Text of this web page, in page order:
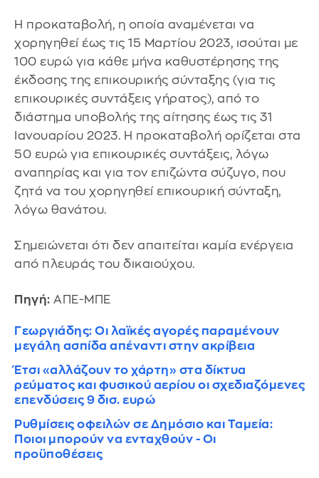
Η προκαταβολή, η οποία αναμένεται να
χορηγηθεί έως τις 15 Μαρτίου 2023, ισούται με
100 ευρώ για κάθε μήνα καθυστέρησης της
έκδοσης της επικουρικής σύνταξης (για τις
επικουρικές συντάξεις γήρατος), από το
διάστημα υποβολής της αίτησης έως τις 31
Ιανουαρίου 2023. Η προκαταβολή ορίζεται στα
50 ευρώ για επικουρικές συντάξεις, λόγω
αναπηρίας και για τον επιζώντα σύζυγο, που
ζητά να του χορηγηθεί επικουρική σύνταξη,
λόγω θανάτου.
Σημειώνεται ότι δεν απαιτείται καμία ενέργεια
από πλευράς του δικαιούχου.
Πηγή: ΑΠΕ-ΜΠΕ
Γεωργιάδης: Οι λαϊκές αγορές παραμένουν
μεγάλη ασπίδα απέναντι στην ακρίβεια
Έτσι «αλλάζουν το χάρτη» στα δίκτυα
ρεύματος και φυσικού αερίου οι σχεδιαζόμενες
επενδύσεις 9 δισ. ευρώ
Ρυθμίσεις οφειλών σε Δημόσιο και Ταμεία:
Ποιοι μπορούν να ενταχθούν - Οι
προϋποθέσεις